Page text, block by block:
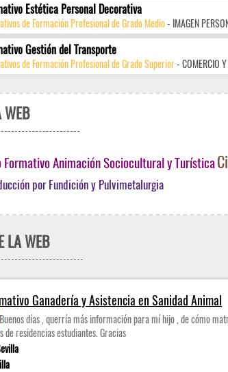
Estética Personal Decorativa
de Formación Profesional de Grado Medio- IMAGEN
Gestión del Transporte
de Formación Profesional de Grado Superior- COMERCIO
WEB
Formativo Animación Sociocultural y Turística
por Fundición y Pulvimetalurgia
LA WEB
Ganadería y Asistencia en Sanidad Animal
Buenos días , querría más información para mí hijo , de cómo
de residencias estudiantes. Gracias